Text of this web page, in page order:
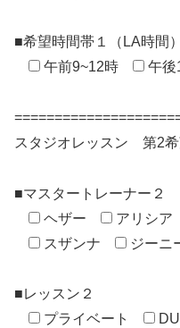
■希望時間帯１（LA時間）
午前9~12時
午後
スタジオレッスン 第2
■マスタートレーナー２
ヘザー
アリシア
スザンナ
ジーニ
■レッスン２
プライベート